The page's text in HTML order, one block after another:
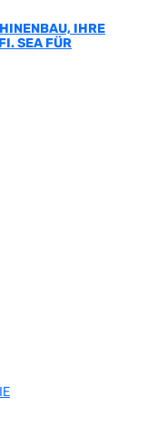
IHRE
SEA FÜR